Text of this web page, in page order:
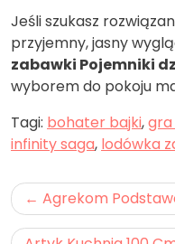
Jeśli szukasz
przyjemny, jasny
zabawki Pojemniki
wyborem do pokoju
Tagi: bohater bajki,
infinity saga, lodówka
Nawigacja
wpisu
Agrekom